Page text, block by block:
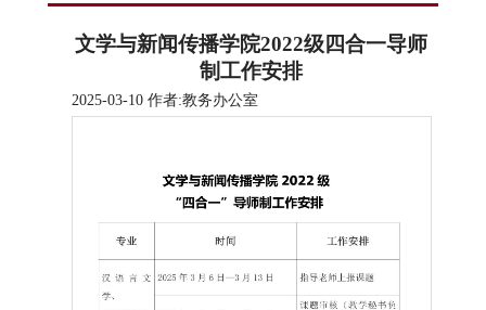
文学与新闻传播学院2022级四合一导师
制工作安排
2025-03-10 作者:教务办公室